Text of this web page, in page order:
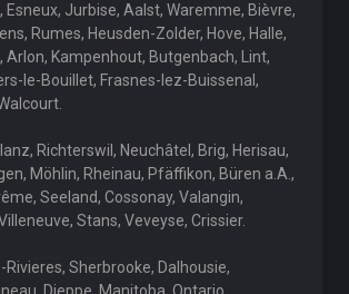
Esneux, Jurbise, Aalst, Waremme, Bièvre,
Rumes, Heusden-Zolder, Hove, Halle,
Arlon, Kampenhout, Butgenbach, Lint,
le-Bouillet, Frasnes-lez-Buissenal,
Richterswil, Neuchâtel, Brig, Herisau,
Möhlin, Rheinau, Pfäffikon, Büren a.A.,
Seeland, Cossonay, Valangin,
Stans, Veveyse, Crissier.
Rivieres, Sherbrooke, Dalhousie,